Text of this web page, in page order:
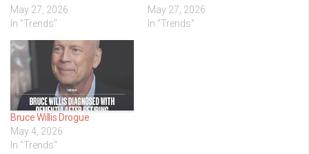
May 27, 2026
In "Trends"
May 27, 2026
In "Trends"
Bruce Willis Drogue
May 4, 2026
In "Trends"